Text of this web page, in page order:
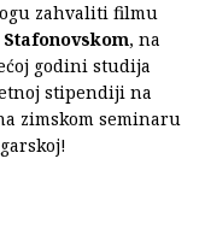
zahvaliti filmu
, na
godini studija
stipendiji na
zimskom seminaru